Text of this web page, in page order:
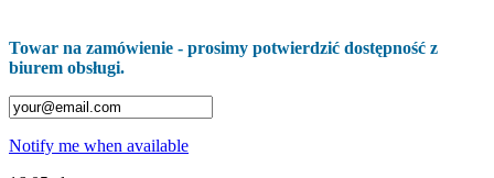
Towar na zamówienie - prosimy potwierdzić dostępność z
biurem obsługi.
Notify me when available